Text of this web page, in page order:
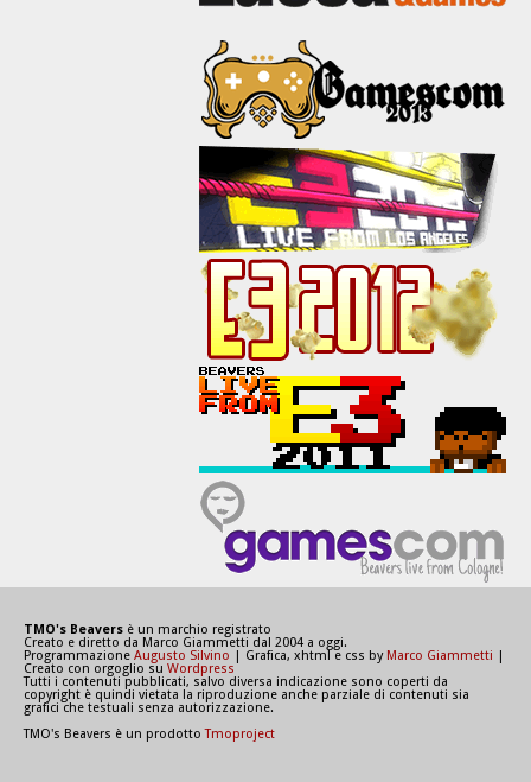
TMO's Beavers è un marchio registrato
Creato e diretto da Marco Giammetti dal 2004 a oggi.
Programmazione Augusto Silvino | Grafica, xhtml e css byMarco Giammetti |
Creato con orgoglio su Wordpress
Tutti i contenuti pubblicati, salvo diversa indicazione sono coperti da
copyright è quindi vietata la riproduzione anche parziale di contenuti sia
grafici che testuali senza autorizzazione.
TMO's Beavers è un prodottoTmoproject